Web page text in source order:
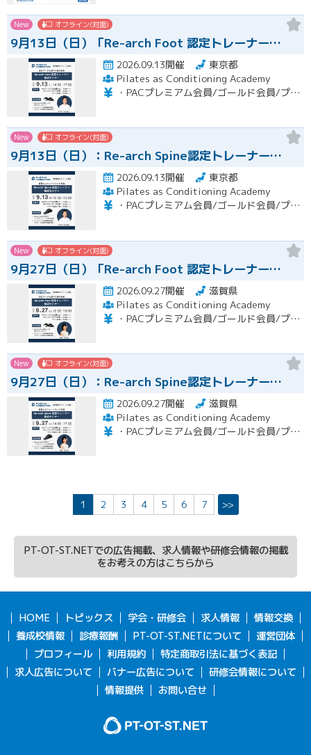
New オフライン(対面)
9月13日（日）「Re-arch Foot 認定トレーナー…
2026.09.13開催
東京都
Pilates as Conditioning Academy
・PACプレミアム会員/ゴールド会員/プラチナ会員：9,900円（税込） ・PACスタンダード会員：13,200円（税込） ・フリー会員：16,500円（税込）
New オフライン(対面)
9月13日（日）：Re-arch Spine認定トレーナー…
2026.09.13開催
東京都
Pilates as Conditioning Academy
・PACプレミアム会員/ゴールド会員/プラチナ会員：9,900円（税込） ・PACスタンダード会員：13,200円（税込） ・フリー会員：16,500円（税込）
New オフライン(対面)
9月27日（日）「Re-arch Foot 認定トレーナー…
2026.09.27開催
滋賀県
Pilates as Conditioning Academy
・PACプレミアム会員/ゴールド会員/プラチナ会員：9,900円（税込） ・PACスタンダード会員：13,200円（税込） ・フリー会員：16,500円（税込）
New オフライン(対面)
9月27日（日）：Re-arch Spine認定トレーナー…
2026.09.27開催
滋賀県
Pilates as Conditioning Academy
・PACプレミアム会員/ゴールド会員/プラチナ会員：9,900円（税込） ・PACスタンダード会員：13,200円（税込） ・フリー会員：16,500円（税込）
1 2 3 4 5 6 7 >>
PT-OT-ST.NETでの広告掲載、求人情報や研修会情報の掲載
をお考えの方はこちらから
HOME トピックス 学会・研修会 求人情報
情報交換
養成校情報
診療報酬 PT-OT-ST.NETについて
運営団体
プロフィール
利用規約
特定商取引法に基づく表記
求人広告について
バナー広告について
研修会情報について
情報提供
お問い合せ